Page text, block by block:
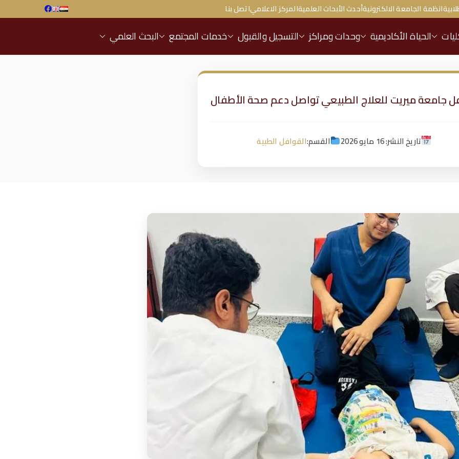
انظمة الجامعة الالكترونيةأحدث الأبحاث العلميةالمركز الاعلامياتصل بنا
الحياة الأكاديمية وحدات ومراكز التسجيل والقبول خدمات المجتمع البحث العلمي
جامعة ميريت للعلاج الطبيعي تواصل دعم صحة الأطفال
تاريخ النشر: 16 مايو 2026 القسم:القوافل الطبية